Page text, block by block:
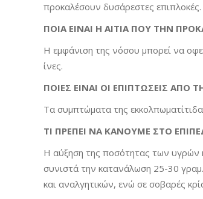
προκαλέσουν δυσάρεστες επιπλοκές.
ΠΟΙΑ ΕΙΝΑΙ Η ΑΙΤΙΑ ΠΟΥ ΤΗΝ
Η εμφάνιση της νόσου μπορεί να
ίνες.
ΠΟΙΕΣ ΕΙΝΑΙ ΟΙ ΕΠΙΠΤΩΣΕΙΣ ΑΠΟ
Τα συμπτώματα της
ΤΙ ΠΡΕΠΕΙ ΝΑ ΚΑΝΟΥΜΕ ΣΤΟ
Η αύξηση της ποσότητας των υγρών
συνιστά την κατανάλωση 25-30
και αναλγητικών, ενώ σε σοβαρές